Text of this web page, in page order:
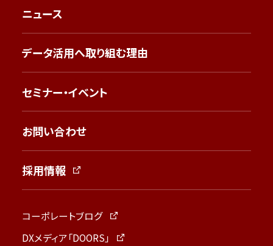
ニュース
データ活用へ取り組む理由
セミナー・イベント
お問い合わせ
採用情報
コーポレートブログ
DXメディア「DOORS」